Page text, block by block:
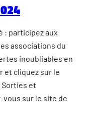
: participez aux
associations du
inoubliables en
et cliquez sur le
et
sur le site de